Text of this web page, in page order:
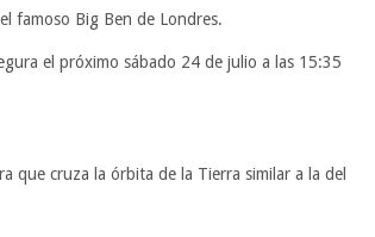
famoso Big Ben de Londres.
el próximo sábado 24 de julio a las 15:35
que cruza la órbita de la Tierra similar a la del